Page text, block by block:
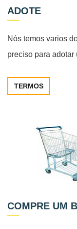
ADOTE
Nós temos varios
preciso para adotar
TERMOS
COMPRE UM